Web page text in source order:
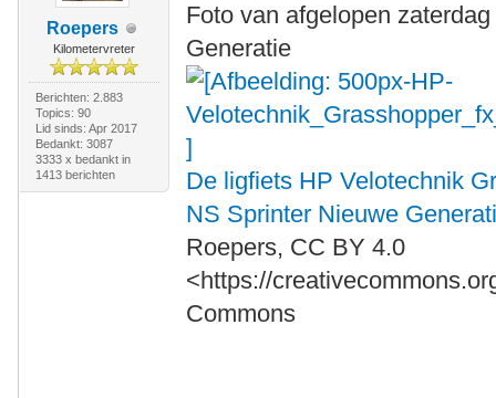
Roepers
Kilometervreter
Berichten: 2.883
Topics: 90
Lid sinds: Apr 2017
Bedankt: 3087
3333 x bedankt in
1413 berichten
Foto van afgelopen
Generatie
De ligfiets HP Velotechnik
NS Sprinter Nieuwe
Roepers, CC BY 4.0
<https://
Commons